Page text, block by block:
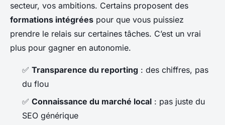
secteur, vos ambitions. Certains proposent des
formations intégrées pour que vous puissiez
prendre le relais sur certaines tâches. C’est un vrai
plus pour gagner en autonomie.
✅ Transparence du reporting : des chiffres, pas
du flou
✅ Connaissance du marché local : pas juste du
SEO générique